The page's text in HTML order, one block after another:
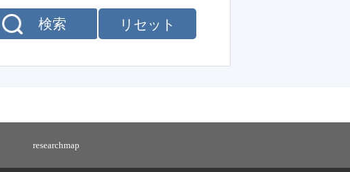
リセット
検索
researchmap